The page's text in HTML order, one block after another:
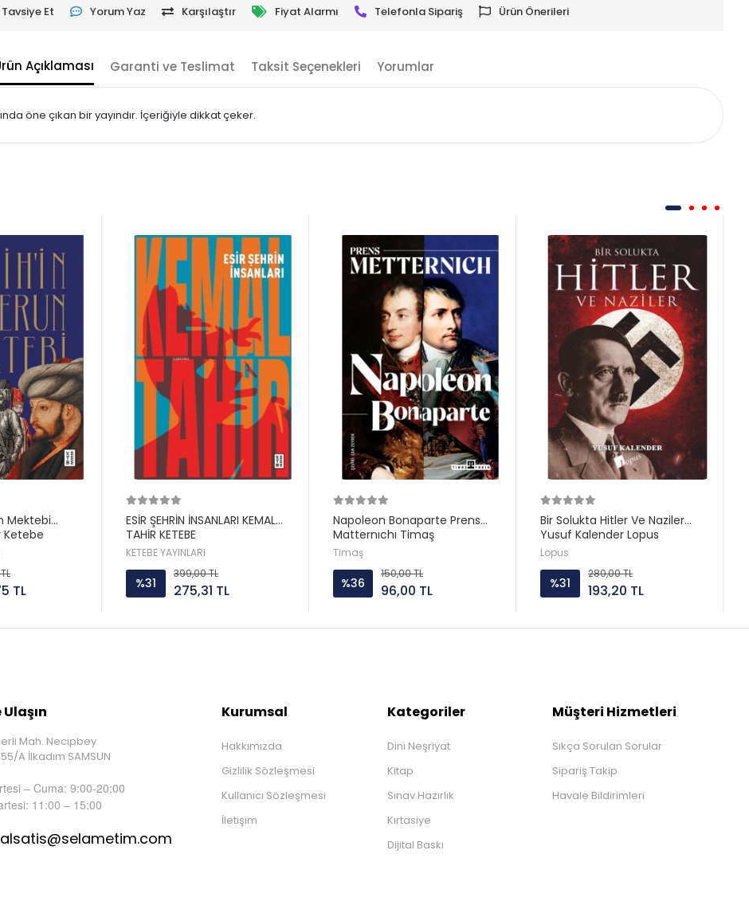
Tavsiye Et Yorum Yaz Karşılaştır Fiyat Alarmı Telefonla Sipariş Ürün Önerileri
Açıklaması Garanti ve Teslimat Taksit Seçenekleri Yorumlar
öne çıkan bir yayındır. İçeriğiyle dikkat çeker.
Mektebi
Ketebe
TL
ESİR ŞEHRİN İNSANLARI KEMAL
TAHİR KETEBE
KETEBE YAYINLARI
%31
399,00 TL
275,31 TL
Napoleon Bonaparte Prens
Matternıchı Timaş
Timaş
%36
150,00 TL
96,00 TL
Bir Solukta Hitler Ve Naziler
Yusuf Kalender Lopus
Lopus
%31
280,00 TL
193,20 TL
Ulaşın
Mah. Necipbey
A İlkadım SAMSUN
– Cuma: 9:00-20:00
11:00 – 15:00
Kurumsal
Hakkımızda
Gizlilik Sözleşmesi
Kullanıcı Sözleşmesi
İletişim
Kategoriler
Dini Neşriyat
Kitap
Sınav Hazırlık
Kırtasiye
Dijital Baskı
Müşteri Hizmetleri
Sıkça Sorulan Sorular
Sipariş Takip
Havale Bildirimleri